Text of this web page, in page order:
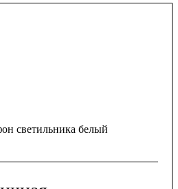
светильника белый